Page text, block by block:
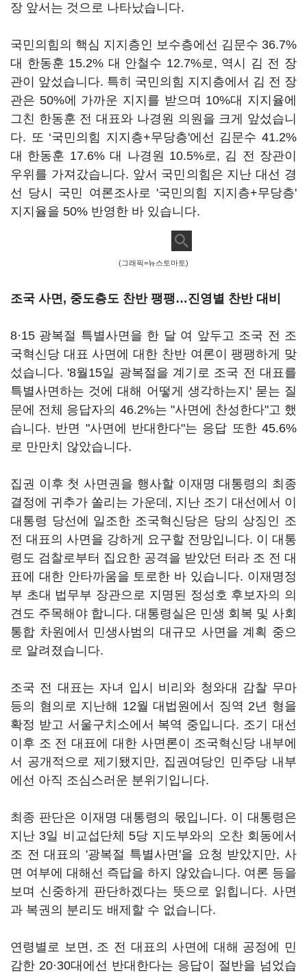
장 앞서는 것으로 나타났습니다.
국민의힘의 핵심 지지층인 보수층에선 김문수 36.7%
대 한동훈 15.2% 대 안철수 12.7%로, 역시 김 전 장
관이 앞섰습니다. 특히 국민의힘 지지층에서 김 전 장
관은 50%에 가까운 지지를 받으며 10%대 지지율에
그친 한동훈 전 대표와 나경원 의원을 크게 앞섰습니
다. 또 ‘국민의힘 지지층+무당층'에선 김문수 41.2%
대 한동훈 17.6% 대 나경원 10.5%로, 김 전 장관이
우위를 가져갔습니다. 앞서 국민의힘은 지난 대선 경
선 당시 국민 여론조사로 '국민의힘 지지층+무당층'
지지율을 50% 반영한 바 있습니다.
(그래픽=뉴스토마토)
조국 사면, 중도층도 찬반 팽팽…진영별 찬반 대비
8·15 광복절 특별사면을 한 달 여 앞두고 조국 전 조
국혁신당 대표 사면에 대한 찬반 여론이 팽팽하게 맞
섰습니다. '8월15일 광복절을 계기로 조국 전 대표를
특별사면하는 것에 대해 어떻게 생각하는지' 묻는 질
문에 전체 응답자의 46.2%는 "사면에 찬성한다"고 했
습니다. 반면 "사면에 반대한다"는 응답 또한 45.6%
로 만만치 않았습니다.
집권 이후 첫 사면권을 행사할 이재명 대통령의 최종
결정에 귀추가 쏠리는 가운데, 지난 조기 대선에서 이
대통령 당선에 일조한 조국혁신당은 당의 상징인 조
전 대표의 사면을 강하게 요구할 전망입니다. 이 대통
령도 검찰로부터 집요한 공격을 받았던 터라 조 전 대
표에 대한 안타까움을 토로한 바 있습니다. 이재명정
부 초대 법무부 장관으로 지명된 정성호 후보자의 의
견도 주목해야 합니다. 대통령실은 민생 회복 및 사회
통합 차원에서 민생사범의 대규모 사면을 계획 중으
로 알려졌습니다.
조국 전 대표는 자녀 입시 비리와 청와대 감찰 무마
등의 혐의로 지난해 12월 대법원에서 징역 2년 형을
확정 받고 서울구치소에서 복역 중입니다. 조기 대선
이후 조 전 대표에 대한 사면론이 조국혁신당 내부에
서 공개적으로 제기됐지만, 집권여당인 민주당 내부
에선 아직 조심스러운 분위기입니다.
최종 판단은 이재명 대통령의 몫입니다. 이 대통령은
지난 3일 비교섭단체 5당 지도부와의 오찬 회동에서
조 전 대표의 '광복절 특별사면'을 요청 받았지만, 사
면 여부에 대해선 즉답을 하지 않았습니다. 여론 등을
보며 신중하게 판단하겠다는 뜻으로 읽힙니다. 사면
과 복권의 분리도 배제할 수 없습니다.
연령별로 보면, 조 전 대표의 사면에 대해 공정에 민
감한 20·30대에선 반대한다는 응답이 절반을 넘었습